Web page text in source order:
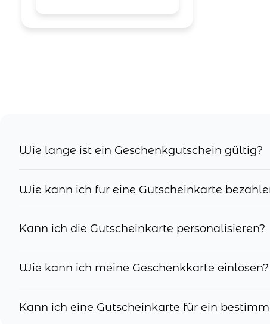
Wie lange ist ein Geschenkgutschein gültig?
Wie kann ich für eine Gutscheinkarte
Kann ich die Gutscheinkarte personalisieren?
Wie kann ich meine Geschenkkarte einlösen?
Kann ich eine Gutscheinkarte für ein